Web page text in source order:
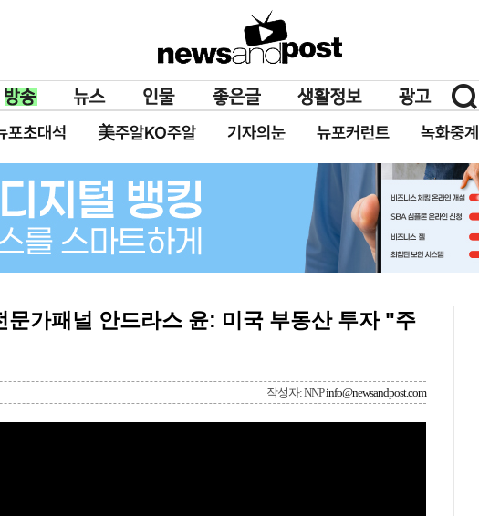
포초대석 美주알KO주알 기자의눈 뉴포커런트 녹화중계
가패널 안드라스 윤: 미국 부동산 투자 "주
작성자: NNPinfo@newsandpost.com